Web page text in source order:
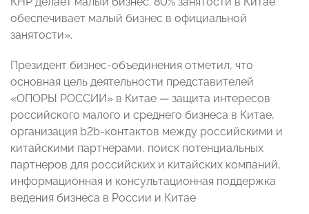
обеспечивает малый бизнес в официальной
занятости».
Президент бизнес-объединения отметил, что
основная цель деятельности представителей
«ОПОРЫ РОССИИ» в Китае — защита интересов
российского малого и среднего бизнеса в Китае,
организация b2b-контактов между российскими и
китайскими партнерами, поиск потенциальных
партнеров для российских и китайских компаний,
информационная и консультационная поддержка
ведения бизнеса в России и Китае